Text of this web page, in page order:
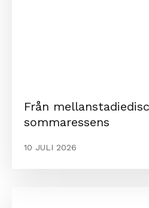
Från
sommaressens
10 JULI 2026